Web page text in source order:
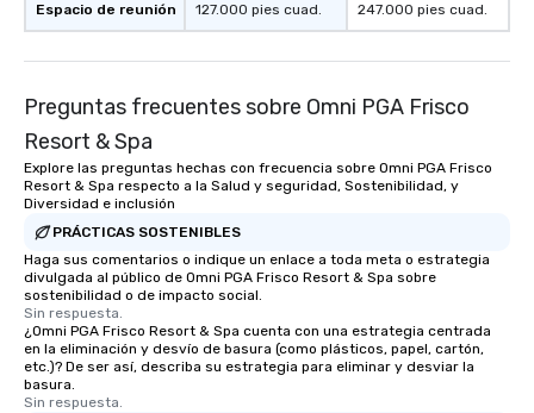
Espacio de reunión 127.000 pies cuad. 247.000 pies cuad.
Preguntas frecuentes sobre Omni PGA Frisco
Resort & Spa
Explore las preguntas hechas con frecuencia sobre Omni PGA Frisco
Resort & Spa respecto a la Salud y seguridad, Sostenibilidad, y
Diversidad e inclusión
PRÁCTICAS SOSTENIBLES
Haga sus comentarios o indique un enlace a toda meta o estrategia
divulgada al público de Omni PGA Frisco Resort & Spa sobre
sostenibilidad o de impacto social.
Sin respuesta.
¿Omni PGA Frisco Resort & Spa cuenta con una estrategia centrada
en la eliminación y desvío de basura (como plásticos, papel, cartón,
etc.)? De ser así, describa su estrategia para eliminar y desviar la
basura.
Sin respuesta.